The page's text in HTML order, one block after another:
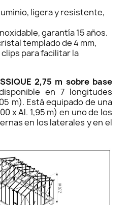
ligera y resistente,
garantía 15 años.
templado de 4 mm,
para facilitar la
2,75 m sobre base
en 7 longitudes
m). Está equipado de una
x Al. 1,95 m) en uno de los
en los laterales y en el